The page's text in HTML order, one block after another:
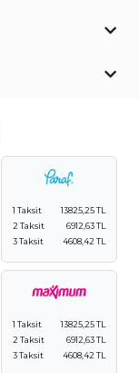
1 Taksit
13825,25 TL
2 Taksit
6912,63 TL
3 Taksit
4608,42 TL
1 Taksit
13825,25 TL
2 Taksit
6912,63 TL
3 Taksit
4608,42 TL